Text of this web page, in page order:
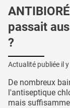
passait
?
Actualité publiée il y
De nombreux
l'antiseptique
mais